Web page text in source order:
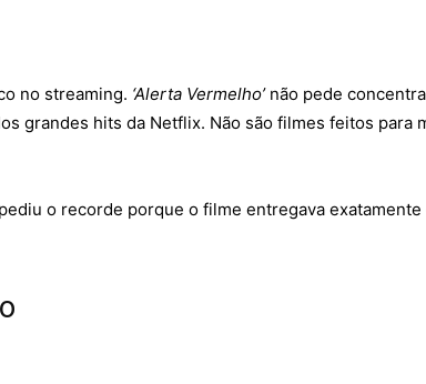
no streaming. ‘Alerta Vermelho’não pede
grandes hits da Netflix. Não são filmes feitos para
o recorde porque o filme entregava